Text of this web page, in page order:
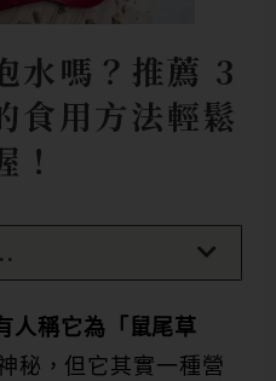
水嗎？推薦 3
食用方法輕鬆
！
人稱它為「鼠尾草
秘，但它其實一種營